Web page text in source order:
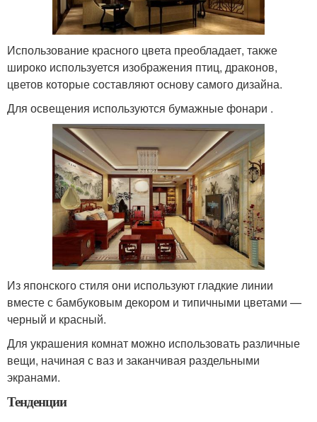
Использование красного цвета преобладает, также
широко используется изображения птиц, драконов,
цветов которые составляют основу самого дизайна.
Для освещения используются бумажные фонари .
Из японского стиля они используют гладкие линии
вместе с бамбуковым декором и типичными цветами —
черный и красный.
Для украшения комнат можно использовать различные
вещи, начиная с ваз и заканчивая раздельными
экранами.
Тенденции